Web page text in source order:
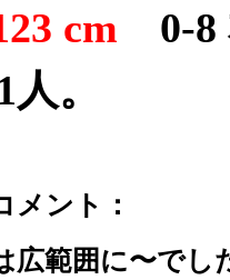
cm 0-8
。
メント：
広範囲に〜でし